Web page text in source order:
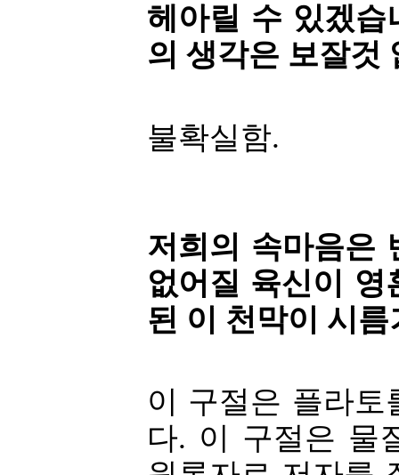
헤아릴 수 있겠습
의 생각은 보잘것
불확실함.
저희의 속마음은
없어질 육신이
된 이 천막이 시
이 구절은 플라
다. 이 구절은 물